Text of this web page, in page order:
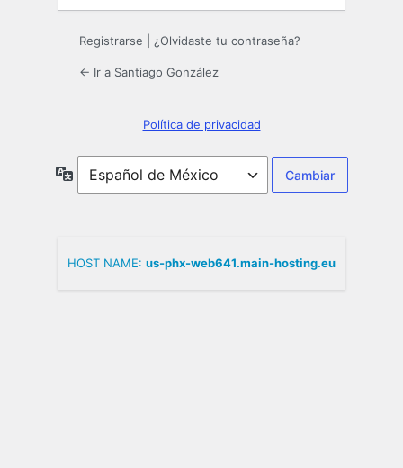
Registrarse ¿Olvidaste tu contraseña?
← Ir a Santiago González
Política de privacidad
Idioma
HOST NAME: us-phx-web641.main-hosting.eu